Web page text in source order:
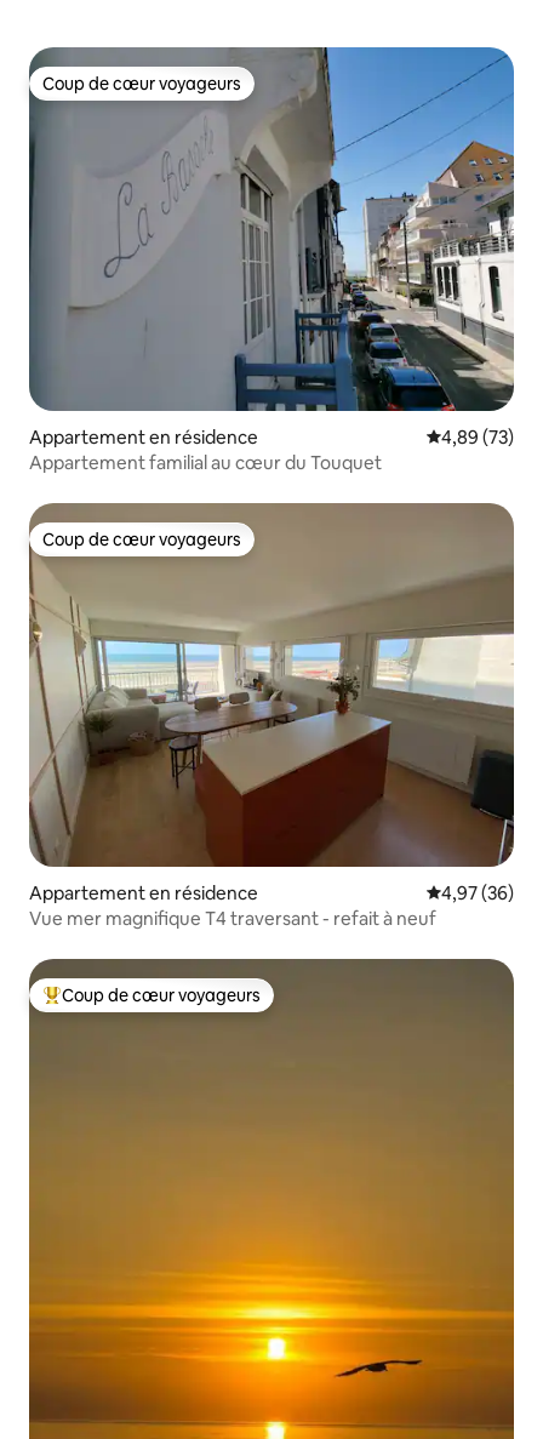
Coup de cœur voyageurs
Coup de cœur voyageurs
Appartement en résidence Évaluation
4,89 (73)
Appartement familial au cœur du Touquet
Coup de cœur voyageurs
Coup de cœur voyageurs
Appartement en résidence Évaluation
4,97 (36)
Vue mer magnifique T4 traversant - refait à neuf
Coups de cœur voyageurs les plus appréciés
Coup de cœur voyageurs